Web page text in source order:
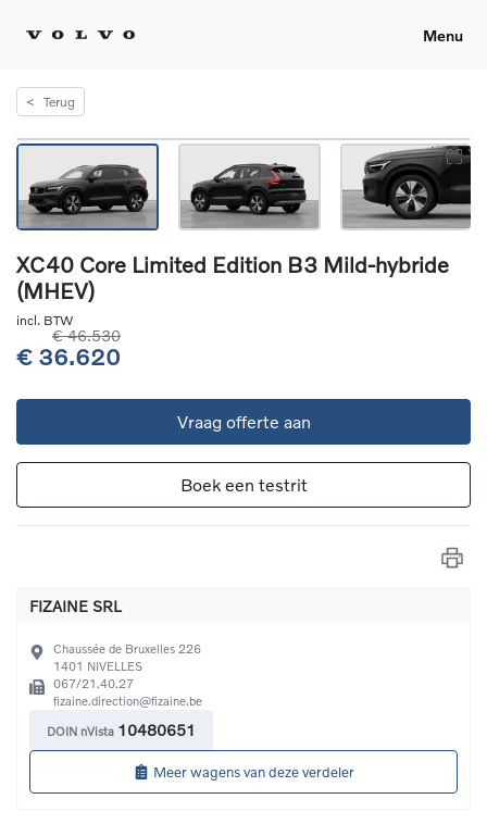
Menu
< Terug
XC40 Core Limited Edition B3 Mild-hybride
(MHEV)
incl. BTW
€ 46.530
€ 36.620
Vraag offerte aan
Boek een testrit
FIZAINE SRL
Chaussée de Bruxelles 226
1401 NIVELLES
067/21.40.27
fizaine.direction@fizaine.be
DOIN nVista 10480651
Meer wagens van deze verdeler